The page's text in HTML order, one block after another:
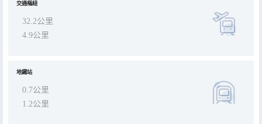
交通樞紐
32.2公里
4.9公里
地鐵站
0.7公里
1.2公里